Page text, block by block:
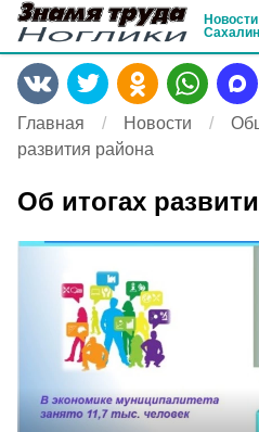
Главная Новости
развития района
Об итогах